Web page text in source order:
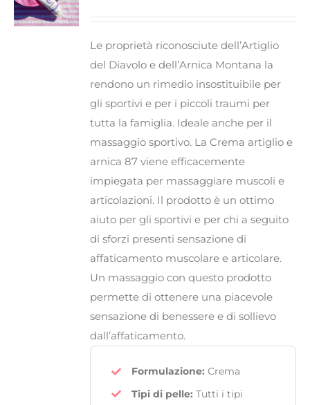
Le proprietà riconosciute dell’Artiglio
del Diavolo e dell’Arnica Montana la
rendono un rimedio insostituibile per
gli sportivi e per i piccoli traumi per
tutta la famiglia. Ideale anche per il
massaggio sportivo. La Crema artiglio e
arnica 87 viene efficacemente
impiegata per massaggiare muscoli e
articolazioni. Il prodotto è un ottimo
aiuto per gli sportivi e per chi a seguito
di sforzi presenti sensazione di
affaticamento muscolare e articolare.
Un massaggio con questo prodotto
permette di ottenere una piacevole
sensazione di benessere e di sollievo
dall’affaticamento.
Formulazione: Crema
Tipi di pelle: Tutti i tipi